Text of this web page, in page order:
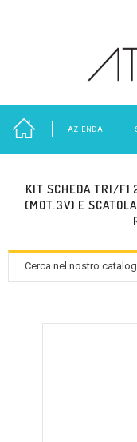
AZIENDA
KIT SCHEDA TRI/F1
(MOT.3V) E